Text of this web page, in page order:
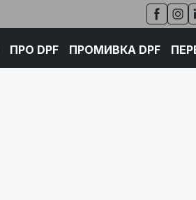
ПРО DPF ПРОМИВКА DPF